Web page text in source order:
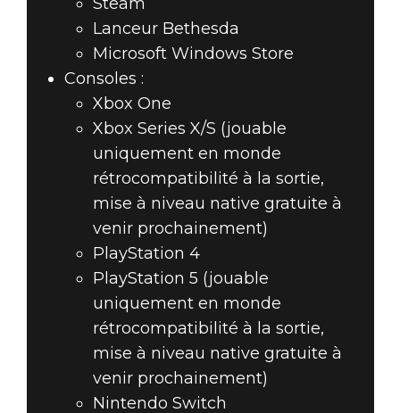
Lanceur Bethesda
Microsoft Windows Store
Consoles :
Xbox One
Xbox Series X/S (jouable
uniquement en monde
rétrocompatibilité à la sortie,
mise à niveau native gratuite à
venir prochainement)
PlayStation 4
PlayStation 5 (jouable
uniquement en monde
rétrocompatibilité à la sortie,
mise à niveau native gratuite à
venir prochainement)
Nintendo Switch